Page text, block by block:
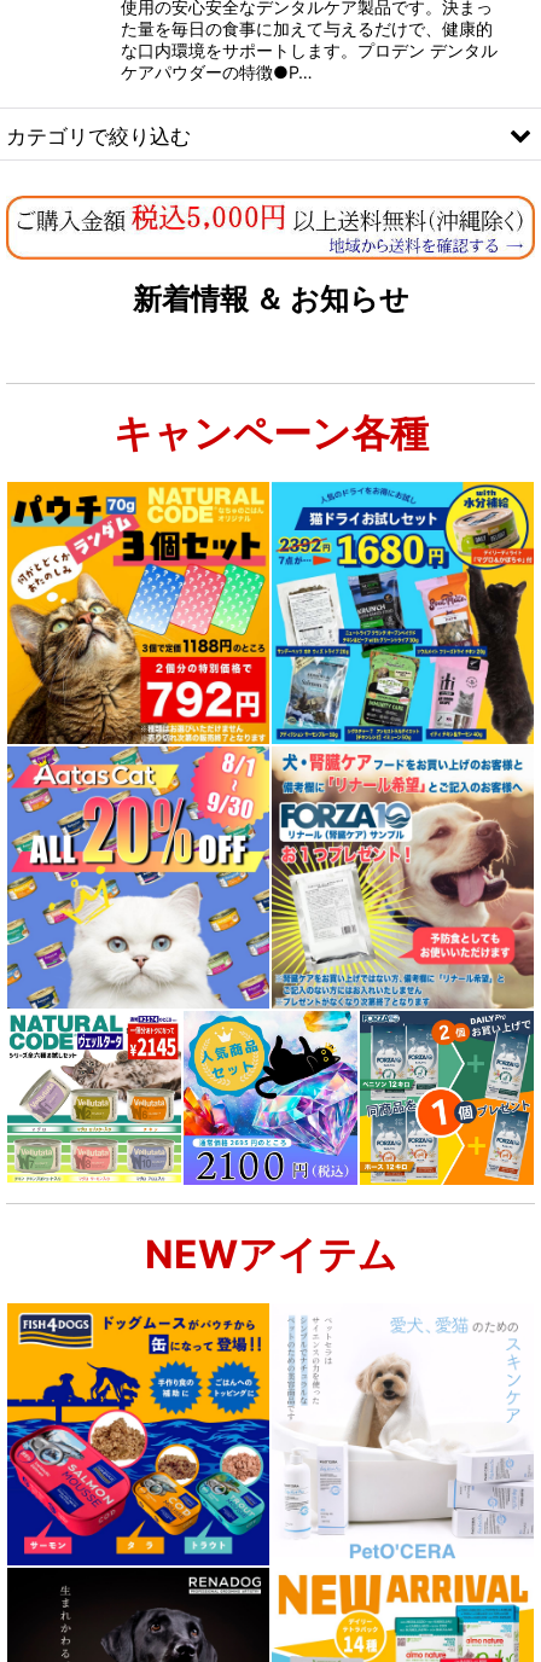
使用の安心安全なデンタルケア製品です。決まっ
た量を毎日の食事に加えて与えるだけで、健康的
な口内環境をサポートします。プロデン デンタル
ケアパウダーの特徴●P…
カテゴリで絞り込む
ケア用品 (全商品)
シャンプー/トリートメント
その他ケア用品
新着情報 ＆ お知らせ
キャンペーン各種
NEWアイテム